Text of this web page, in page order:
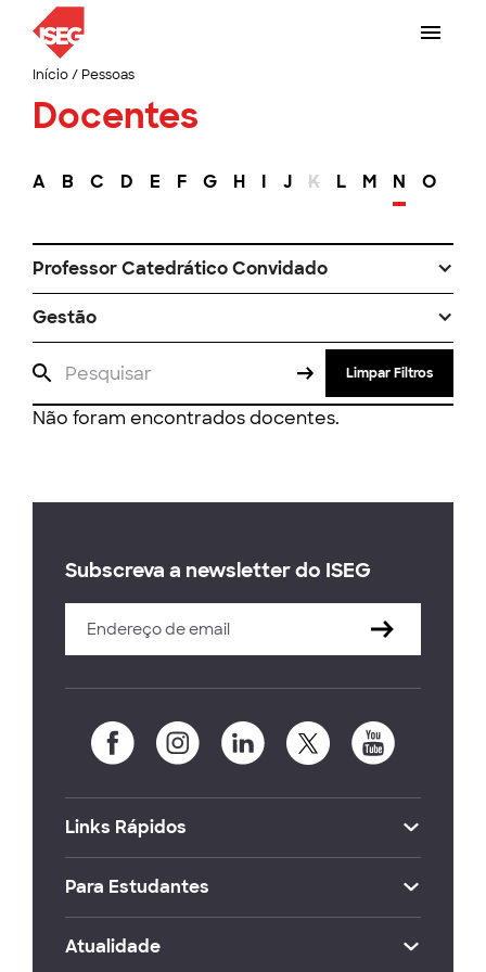
Início/ Pessoas
Docentes
A B C D E F G H I J K L M N O
Professor Catedrático Convidado
Gestão
Limpar Filtros
Não foram encontrados docentes.
Subscreva a newsletter do ISEG
Links Rápidos
Para Estudantes
Atualidade